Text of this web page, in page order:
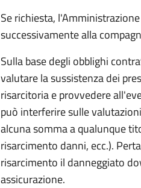
Se richiesta,
successivamente alla
Sulla base degli obblighi
valutare la sussistenza dei
risarcitoria e provvedere
può interferire sulle
alcuna somma a qualunque
risarcimento danni, ecc.).
risarcimento il danneggiato
assicurazione.